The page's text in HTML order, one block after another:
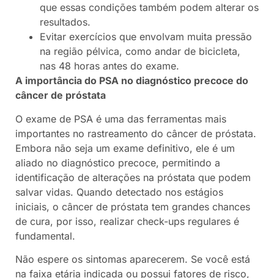
que essas condições também podem alterar os
resultados.
Evitar exercícios que envolvam muita pressão
na região pélvica, como andar de bicicleta,
nas 48 horas antes do exame.
A importância do PSA no diagnóstico precoce do
câncer de próstata
O exame de PSA é uma das ferramentas mais
importantes no rastreamento do câncer de próstata.
Embora não seja um exame definitivo, ele é um
aliado no diagnóstico precoce, permitindo a
identificação de alterações na próstata que podem
salvar vidas. Quando detectado nos estágios
iniciais, o câncer de próstata tem grandes chances
de cura, por isso, realizar check-ups regulares é
fundamental.
Não espere os sintomas aparecerem. Se você está
na faixa etária indicada ou possui fatores de risco,